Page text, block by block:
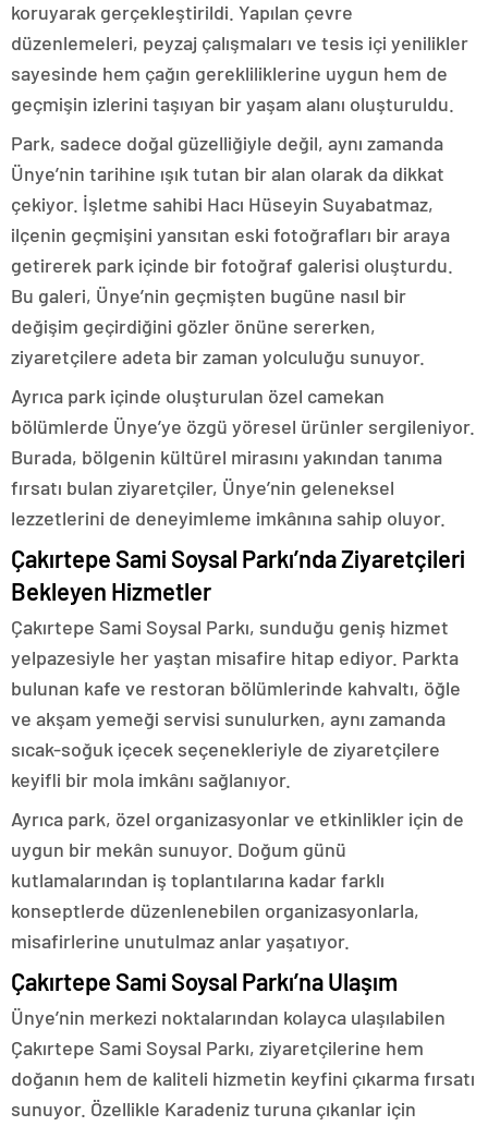
koruyarak gerçekleştirildi. Yapılan çevre
düzenlemeleri, peyzaj çalışmaları ve tesis içi yenilikler
sayesinde hem çağın gerekliliklerine uygun hem de
geçmişin izlerini taşıyan bir yaşam alanı oluşturuldu.
Park, sadece doğal güzelliğiyle değil, aynı zamanda
Ünye’nin tarihine ışık tutan bir alan olarak da dikkat
çekiyor. İşletme sahibi Hacı Hüseyin Suyabatmaz,
ilçenin geçmişini yansıtan eski fotoğrafları bir araya
getirerek park içinde bir fotoğraf galerisi oluşturdu.
Bu galeri, Ünye’nin geçmişten bugüne nasıl bir
değişim geçirdiğini gözler önüne sererken,
ziyaretçilere adeta bir zaman yolculuğu sunuyor.
Ayrıca park içinde oluşturulan özel camekan
bölümlerde Ünye’ye özgü yöresel ürünler sergileniyor.
Burada, bölgenin kültürel mirasını yakından tanıma
fırsatı bulan ziyaretçiler, Ünye’nin geleneksel
lezzetlerini de deneyimleme imkânına sahip oluyor.
Çakırtepe Sami Soysal Parkı’nda Ziyaretçileri
Bekleyen Hizmetler
Çakırtepe Sami Soysal Parkı, sunduğu geniş hizmet
yelpazesiyle her yaştan misafire hitap ediyor. Parkta
bulunan kafe ve restoran bölümlerinde kahvaltı, öğle
ve akşam yemeği servisi sunulurken, aynı zamanda
sıcak-soğuk içecek seçenekleriyle de ziyaretçilere
keyifli bir mola imkânı sağlanıyor.
Ayrıca park, özel organizasyonlar ve etkinlikler için de
uygun bir mekân sunuyor. Doğum günü
kutlamalarından iş toplantılarına kadar farklı
konseptlerde düzenlenebilen organizasyonlarla,
misafirlerine unutulmaz anlar yaşatıyor.
Çakırtepe Sami Soysal Parkı’na Ulaşım
Ünye’nin merkezi noktalarından kolayca ulaşılabilen
Çakırtepe Sami Soysal Parkı, ziyaretçilerine hem
doğanın hem de kaliteli hizmetin keyfini çıkarma fırsatı
sunuyor. Özellikle Karadeniz turuna çıkanlar için